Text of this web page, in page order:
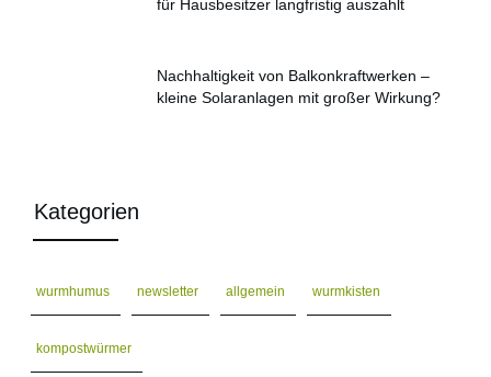
für Hausbesitzer langfristig auszahlt
Nachhaltigkeit von Balkonkraftwerken –
kleine Solaranlagen mit großer Wirkung?
Kategorien
wurmhumus newsletter allgemein wurmkisten
kompostwürmer